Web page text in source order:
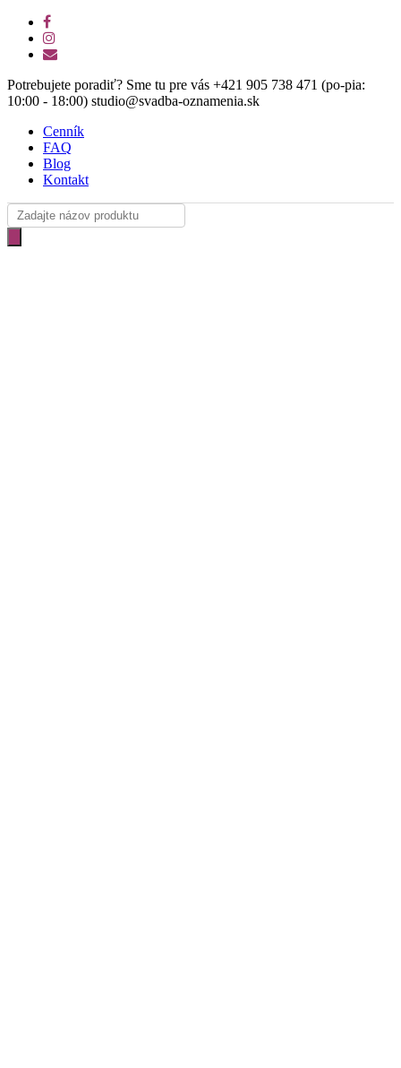
Skip
main
facebook
instagram
email
Potrebujete poradiť? Sme tu pre vás +421 905 738 471 (po-pia:
10:00 - 18:00) studio@svadba-oznamenia.sk
Cenník
FAQ
Blog
Kontakt
Products
search